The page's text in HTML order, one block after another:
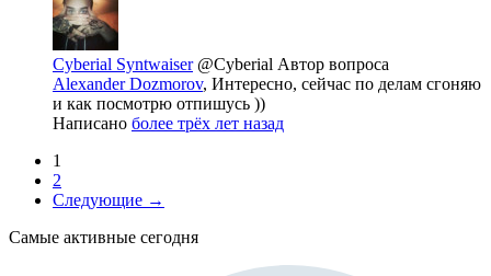
Cyberial Syntwaiser @Cyberial Автор вопроса
Alexander Dozmorov, Интересно, сейчас по делам сгоняю
и как посмотрю отпишусь ))
Написано более трёх лет назад
1
2
Следующие →
Самые активные сегодня